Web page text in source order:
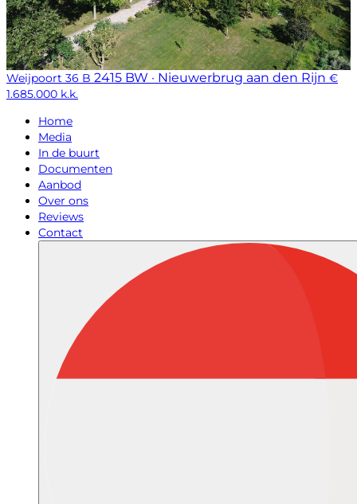
Weijpoort 36 B 2415 BW · Nieuwerbrug aan den Rijn €
1.685.000 k.k.
Home
Media
In de buurt
Documenten
Aanbod
Over ons
Reviews
Contact